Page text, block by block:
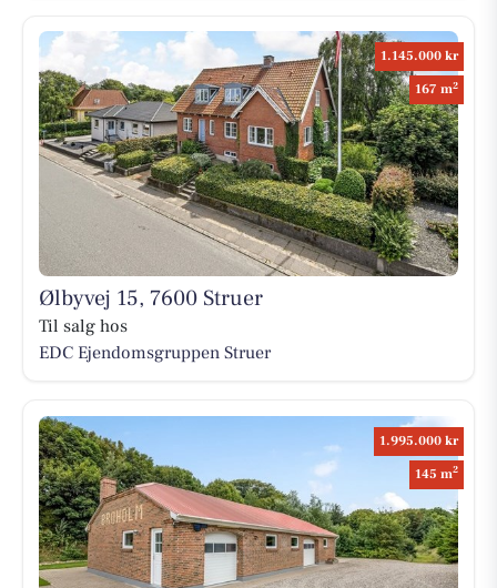
1.145.000 kr
167 m2
Ølbyvej 15, 7600 Struer
Til salg hos
EDC Ejen­doms­grup­pen Struer
1.995.000 kr
145 m2